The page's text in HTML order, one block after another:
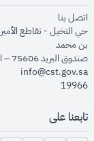
اتصل بنا
حي النخيل - تقاطع
بن محمد
صندوق البريد 75606 – الرياض 11588
info@cst.gov.sa
19966
تابعنا على